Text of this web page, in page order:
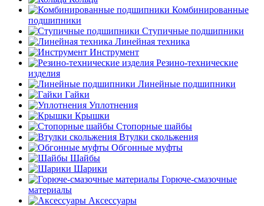
Комбинированные
подшипники
Ступичные подшипники
Линейная техника
Инструмент
Резино-технические
изделия
Линейные подшипники
Гайки
Уплотнения
Крышки
Стопорные шайбы
Втулки скольжения
Обгонные муфты
Шайбы
Шарики
Горюче-смазочные
материалы
Аксессуары